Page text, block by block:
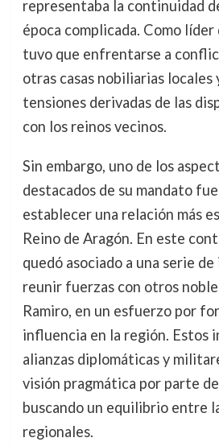
representaba la continuidad
época complicada. Como
tuvo que enfrentarse a
otras casas nobiliarias locales
tensiones derivadas de las
con los reinos vecinos.
Sin embargo, uno de los
destacados de su mandato
establecer una relación más
Reino de Aragón. En este
quedó asociado a una serie
reunir fuerzas con otros
Ramiro, en un esfuerzo por
influencia en la región. Estos
alianzas diplomáticas y
visión pragmática por parte
buscando un equilibrio entre
regionales.